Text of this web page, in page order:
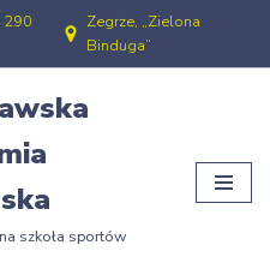
290
Zegrze, „Zielona
Binduga”
szkoła sportów